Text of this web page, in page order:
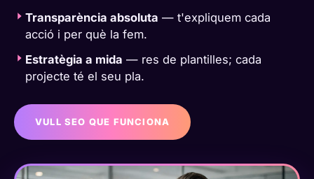
Transparència absoluta — t'expliquem cada
acció i per què la fem.
Estratègia a mida — res de plantilles; cada
projecte té el seu pla.
VULL SEO QUE FUNCIONA